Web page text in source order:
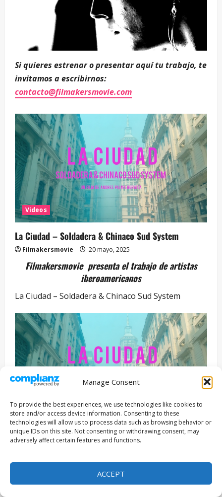
Manage Consent
To provide the best experiences, we use technologies like cookies to
store and/or access device information. Consenting to these
technologies will allow us to process data such as browsing behavior or
unique IDs on this site. Not consenting or withdrawing consent, may
adversely affect certain features and functions.
ACCEPT
Si quieres estrenar o presentar aquí tu trabajo, te
invitamos a escribirnos:
contacto@filmakersmovie.com
Videos
La Ciudad – Soldadera & Chinaco Sud System
Filmakersmovie 20 mayo, 2025
Filmakersmovie presenta el trabajo de artistas
iberoamericanos
La Ciudad – Soldadera & Chinaco Sud System
Lo que ves no lo hizo solo una
nuevos lenguajes y formas de expresión
audiovisual nos llevó a experimentar con la